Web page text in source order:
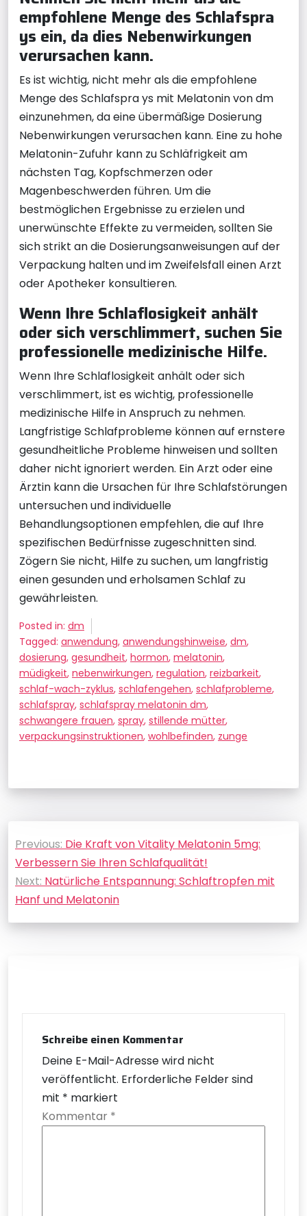
empfohlene Menge des Schlafspra
ys ein, da dies Nebenwirkungen
verursachen kann.
Es ist wichtig, nicht mehr als die empfohlene
Menge des Schlafspra ys mit Melatonin von dm
einzunehmen, da eine übermäßige Dosierung
Nebenwirkungen verursachen kann. Eine zu hohe
Melatonin-Zufuhr kann zu Schläfrigkeit am
nächsten Tag, Kopfschmerzen oder
Magenbeschwerden führen. Um die
bestmöglichen Ergebnisse zu erzielen und
unerwünschte Effekte zu vermeiden, sollten Sie
sich strikt an die Dosierungsanweisungen auf der
Verpackung halten und im Zweifelsfall einen Arzt
oder Apotheker konsultieren.
Wenn Ihre Schlaflosigkeit anhält
oder sich verschlimmert, suchen Sie
professionelle medizinische Hilfe.
Wenn Ihre Schlaflosigkeit anhält oder sich
verschlimmert, ist es wichtig, professionelle
medizinische Hilfe in Anspruch zu nehmen.
Langfristige Schlafprobleme können auf ernstere
gesundheitliche Probleme hinweisen und sollten
daher nicht ignoriert werden. Ein Arzt oder eine
Ärztin kann die Ursachen für Ihre Schlafstörungen
untersuchen und individuelle
Behandlungsoptionen empfehlen, die auf Ihre
spezifischen Bedürfnisse zugeschnitten sind.
Zögern Sie nicht, Hilfe zu suchen, um langfristig
einen gesunden und erholsamen Schlaf zu
gewährleisten.
Posted in: dm
Tagged: anwendung, anwendungshinweise, dm,
dosierung, gesundheit, hormon, melatonin,
müdigkeit, nebenwirkungen, regulation, reizbarkeit,
schlaf-wach-zyklus, schlafengehen, schlafprobleme,
schlafspray, schlafspray melatonin dm,
schwangere frauen, spray, stillende mütter,
verpackungsinstruktionen, wohlbefinden, zunge
Beitragsnavigation
Previous: Die Kraft von Vitality Melatonin 5mg:
Verbessern Sie Ihren Schlafqualität!
Next: Natürliche Entspannung: Schlaftropfen mit
Hanf und Melatonin
Schreibe einen Kommentar
Deine E-Mail-Adresse wird nicht
veröffentlicht. Erforderliche Felder sind
mit * markiert
Kommentar *